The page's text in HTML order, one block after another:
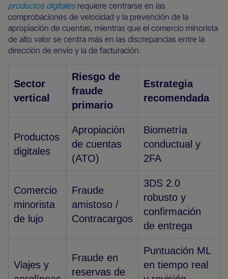
productos digitalesrequiere centrarse en las
comprobaciones de velocidad y la prevención de la
apropiación de cuentas, mientras que el comercio minorista
de alto valor se centra más en las discrepancias entre la
dirección de envío y la de facturación.
Sector
vertical
Riesgo de
fraude
primario
Estrategia
recomendada
Productos
digitales
Apropiación
de cuentas
(ATO)
Biometría
conductual y
2FA
Comercio
minorista
de lujo
Fraude
amistoso /
Contracargos
3DS 2.0
robusto y
confirmación
de entrega
Viajes y
Fraude en
reservas de
Puntuación ML
en tiempo real